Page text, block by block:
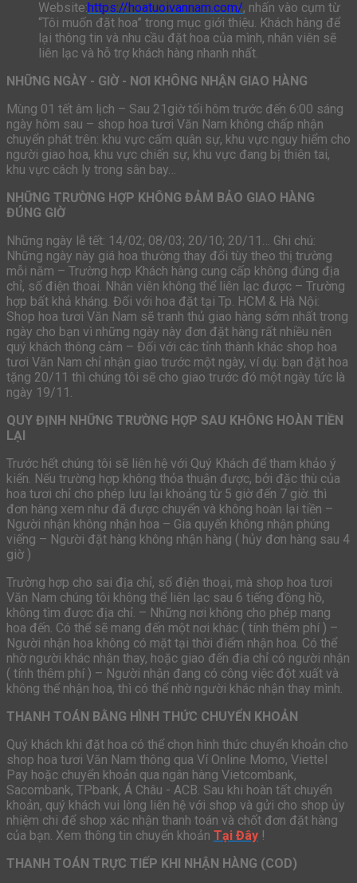
Website:https://hoatuoivannam.com/, nhấn vào cụm từ
“Tôi muốn đặt hoa” trong mục giới thiệu. Khách hàng để
lại thông tin và nhu cầu đặt hoa của mình, nhân viên sẽ
liên lạc và hỗ trợ khách hàng nhanh nhất.
NHỮNG NGÀY - GIỜ - NƠI KHÔNG NHẬN GIAO HÀNG
Mùng 01 tết âm lịch – Sau 21giờ tối hôm trước đến 6:00 sáng
ngày hôm sau – shop hoa tươi Văn Nam không chấp nhận
chuyển phát trên: khu vực cấm quân sự, khu vực nguy hiểm cho
người giao hoa, khu vực chiến sự, khu vực đang bị thiên tai,
khu vực cách ly trong sân bay…
NHỮNG TRƯỜNG HỢP KHÔNG ĐẢM BẢO GIAO HÀNG
ĐÚNG GIỜ
Những ngày lễ tết: 14/02; 08/03; 20/10; 20/11… Ghi chú:
Những ngày này giá hoa thường thay đổi tùy theo thị trường
mỗi năm – Trường hợp Khách hàng cung cấp không đúng địa
chỉ, số điện thoai. Nhân viên không thể liên lạc được – Trường
hợp bất khả kháng. Đối với hoa đặt tại Tp. HCM & Hà Nội:
Shop hoa tươi Văn Nam sẽ tranh thủ giao hàng sớm nhất trong
ngày cho bạn vì những ngày này đơn đặt hàng rất nhiều nên
quý khách thông cảm – Đối với các tỉnh thành khác shop hoa
tươi Văn Nam chỉ nhận giao trước một ngày, ví dụ: bạn đặt hoa
tặng 20/11 thì chúng tôi sẽ cho giao trước đó một ngày tức là
ngày 19/11.
QUY ĐỊNH NHỮNG TRƯỜNG HỢP SAU KHÔNG HOÀN TIỀN
LẠI
Trước hết chúng tôi sẽ liên hệ với Quý Khách để tham khảo ý
kiến. Nếu trường hợp không thỏa thuận được, bởi đặc thù của
hoa tươi chỉ cho phép lưu lại khoảng từ 5 giờ đến 7 giờ. thì
đơn hàng xem như đã được chuyển và không hoàn lại tiền –
Người nhận không nhận hoa – Gia quyến không nhận phúng
viếng – Người đặt hàng không nhận hàng ( hủy đơn hàng sau 4
giờ )
Trường hợp cho sai địa chỉ, số điện thoại, mà shop hoa tươi
Văn Nam chúng tôi không thể liên lạc sau 6 tiếng đồng hồ,
không tìm được địa chỉ. – Những nơi không cho phép mang
hoa đến. Có thể sẽ mang đến một nơi khác ( tính thêm phí ) –
Người nhận hoa không có mặt tại thời điểm nhận hoa. Có thể
nhờ người khác nhận thay, hoặc giao đến địa chỉ có người nhận
( tính thêm phí ) – Người nhận đang có công việc đột xuất và
không thể nhận hoa, thì có thể nhờ người khác nhận thay mình.
THANH TOÁN BẰNG HÌNH THỨC CHUYỂN KHOẢN
Quý khách khi đặt hoa có thể chọn hình thức chuyển khoản cho
shop hoa tươi Văn Nam thông qua Ví Online Momo, Viettel
Pay hoặc chuyển khoản qua ngân hàng Vietcombank,
Sacombank, TPbank, Á Châu - ACB. Sau khi hoàn tất chuyển
khoản, quý khách vui lòng liên hệ với shop và gửi cho shop ủy
nhiệm chi để shop xác nhận thanh toán và chốt đơn đặt hàng
của bạn. Xem thông tin chuyển khoản Tại Đây !
THANH TOÁN TRỰC TIẾP KHI NHẬN HÀNG (COD)